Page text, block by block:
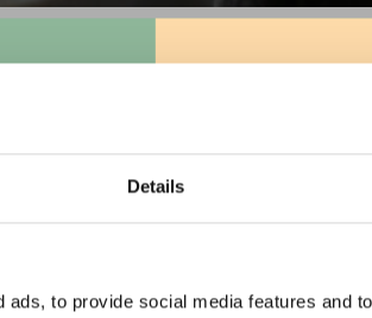
Details
to provide social media features and
la quarta
– Terre